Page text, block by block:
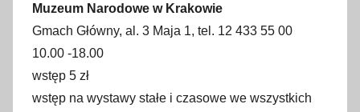
Muzeum Narodowe w Krakowie
Gmach Główny, al. 3 Maja 1, tel. 12 433 55 00
10.00 -18.00
wstęp 5 zł
wstęp na wystawy stałe i czasowe we wszystkich